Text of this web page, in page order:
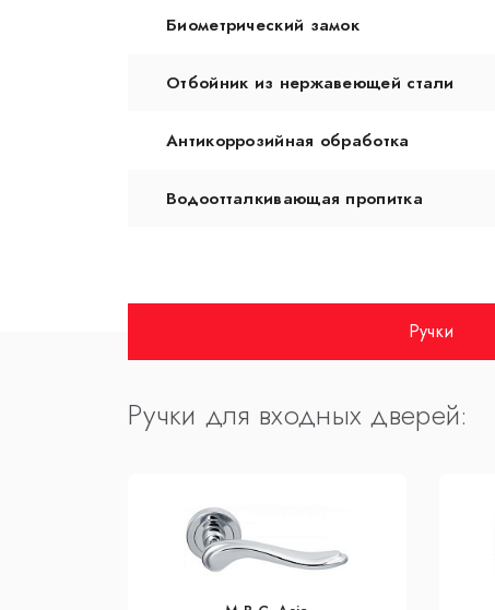
Биометрический замок
Отбойник из нержавеющей стали
Антикоррозийная обработка
Водоотталкивающая пропитка
Ручки
Ручки для входных дверей: